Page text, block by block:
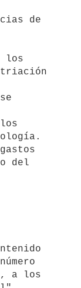
de
los
del
a los